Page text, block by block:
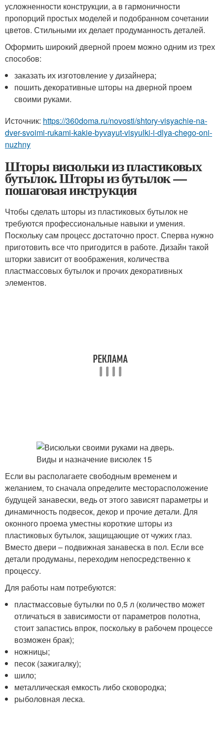
усложненности конструкции, а в гармоничности
пропорций простых моделей и подобранном сочетании
цветов. Стильными их делает продуманность деталей.
Оформить широкий дверной проем можно одним из трех
способов:
заказать их изготовление у дизайнера;
пошить декоративные шторы на дверной проем
своими руками.
Источник: https://360doma.ru/novosti/shtory-visyachie-na-
dver-svoimi-rukami-kakie-byvayut-visyulki-i-dlya-chego-oni-
nuzhny
Шторы висюльки из пластиковых
бутылок. Шторы из бутылок —
пошаговая инструкция
Чтобы сделать шторы из пластиковых бутылок не
требуются профессиональные навыки и умения.
Поскольку сам процесс достаточно прост. Сперва нужно
приготовить все что пригодится в работе. Дизайн такой
шторки зависит от воображения, количества
пластмассовых бутылок и прочих декоративных
элементов.
Если вы располагаете свободным временем и
желанием, то сначала определите месторасположение
будущей занавески, ведь от этого зависят параметры и
динамичность подвесок, декор и прочие детали. Для
оконного проема уместны короткие шторы из
пластиковых бутылок, защищающие от чужих глаз.
Вместо двери – подвижная занавеска в пол. Если все
детали продуманы, переходим непосредственно к
процессу.
Для работы нам потребуются:
пластмассовые бутылки по 0,5 л (количество может
отличаться в зависимости от параметров полотна,
стоит запастись впрок, поскольку в рабочем процессе
возможен брак);
ножницы;
песок (зажигалку);
шило;
металлическая емкость либо сковородка;
рыболовная леска.